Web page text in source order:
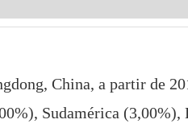
China, a partir de
Sudamérica